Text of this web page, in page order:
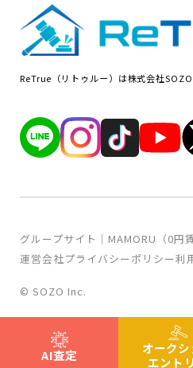
AI査定
オークシ
エント
ReTrue（リトゥルー）は株式会社
運営会社プライバシーポリシー利
グループサイト｜MAMORU（0円
© SOZO Inc.